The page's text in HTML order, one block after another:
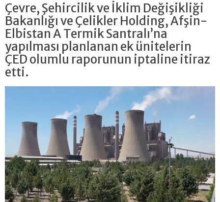
Çevre, Şehircilik ve İklim Değişikliği
Bakanlığı ve Çelikler Holding, Afşin-
Elbistan A Termik Santralı’na
yapılması planlanan ek ünitelerin
ÇED olumlu raporunun iptaline itiraz
etti.